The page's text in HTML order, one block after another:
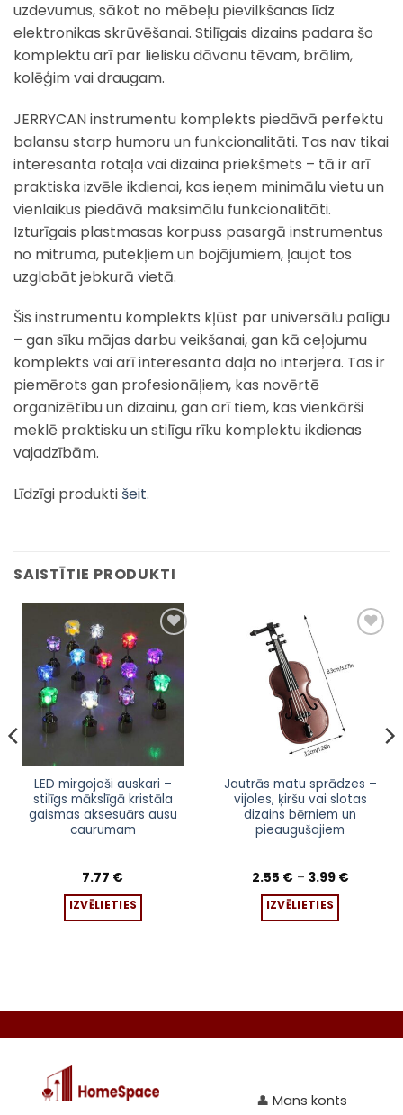
uzdevumus, sākot no mēbeļu pievilkšanas līdz
elektronikas skrūvēšanai. Stilīgais dizains padara šo
komplektu arī par lielisku dāvanu tēvam, brālim,
kolēģim vai draugam.
JERRYCAN instrumentu komplekts piedāvā perfektu
balansu starp humoru un funkcionalitāti. Tas nav tikai
interesanta rotaļa vai dizaina priekšmets – tā ir arī
praktiska izvēle ikdienai, kas ieņem minimālu vietu un
vienlaikus piedāvā maksimālu funkcionalitāti.
Izturīgais plastmasas korpuss pasargā instrumentus
no mitruma, putekļiem un bojājumiem, ļaujot tos
uzglabāt jebkurā vietā.
Šis instrumentu komplekts kļūst par universālu palīgu
– gan sīku mājas darbu veikšanai, gan kā ceļojumu
komplekts vai arī interesanta daļa no interjera. Tas ir
piemērots gan profesionāļiem, kas novērtē
organizētību un dizainu, gan arī tiem, kas vienkārši
meklē praktisku un stilīgu rīku komplektu ikdienas
vajadzībām.
Līdzīgi produkti šeit.
SAISTĪTIE PRODUKTI
Pievienot
sarakstam
LED mirgojoši auskari –
stilīgs mākslīgā kristāla
gaismas aksesuārs ausu
caurumam
7.77 €
IZVĒLIETIES
This
product
has
options
product
Jautrās matu sprādzes –
vijoles, ķiršu vai slotas
dizains bērniem un
pieaugušajiem
2.55 € – 3.99 €Price
IZVĒLIETIES
This
product
multiple
options
product
👤 Mans konts